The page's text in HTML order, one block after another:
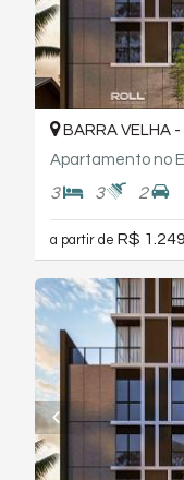
BARRA VELHA -
Apartamento no
3 3 2
a partir de R$